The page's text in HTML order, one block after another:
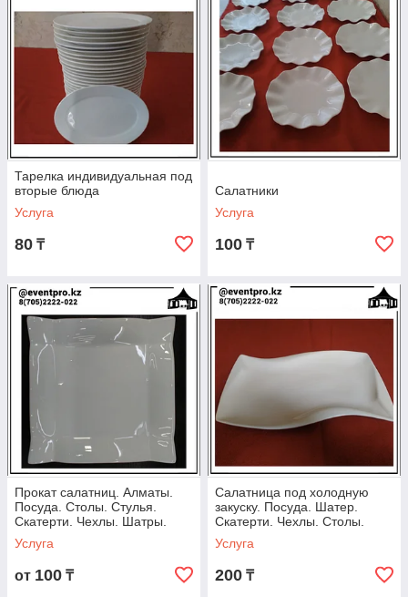
Тарелка индивидуальная под
вторые блюда
Услуга
80 ₸
Салатники
Услуга
100 ₸
Прокат салатниц. Алматы.
Посуда. Столы. Стулья.
Скатерти. Чехлы. Шатры.
Казаны. Титан.
Услуга
от 100 ₸
Салатница под холодную
закуску. Посуда. Шатер.
Скатерти. Чехлы. Столы.
Казаны. Титан
Услуга
200 ₸